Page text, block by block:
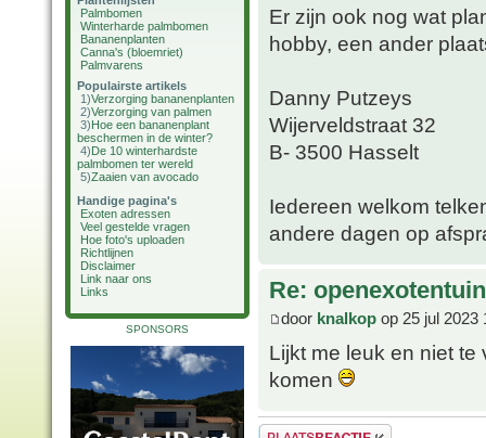
Palmbomen
Winterharde palmbomen
Bananenplanten
Canna's (bloemriet)
Palmvarens
Populairste artikels
1)Verzorging bananenplanten
2)Verzorging van palmen
3)Hoe een bananenplant
beschermen in de winter?
4)De 10 winterhardste
palmbomen ter wereld
5)Zaaien van avocado
Handige pagina's
Exoten adressen
Veel gestelde vragen
Hoe foto's uploaden
Richtlijnen
Disclaimer
Link naar ons
Links
SPONSORS
Er zijn ook nog wat
hobby, een ander
Danny Putzeys
Wijerveldstraat 32
B- 3500 Hasselt
Iedereen welkom
andere dagen op
Re:
door knalkop op 25 jul 2023
Lijkt me leuk en niet
komen
Plaats een reactie